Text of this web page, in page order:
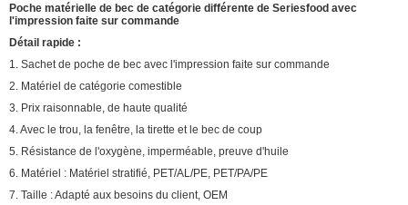
Poche matérielle de bec de catégorie différente de Seriesfood avec
l'impression faite sur commande
Détail rapide :
1. Sachet de poche de bec avec l'impression faite sur commande
2. Matériel de catégorie comestible
3. Prix raisonnable, de haute qualité
4. Avec le trou, la fenêtre, la tirette et le bec de coup
5. Résistance de l'oxygène, imperméable, preuve d'huile
6. Matériel : Matériel stratifié, PET/AL/PE, PET/PA/PE
7. Taille : Adapté aux besoins du client, OEM